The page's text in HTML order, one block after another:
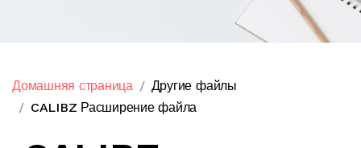
Домашняя страница
Другие файлы
CALIBZ Расширение файла